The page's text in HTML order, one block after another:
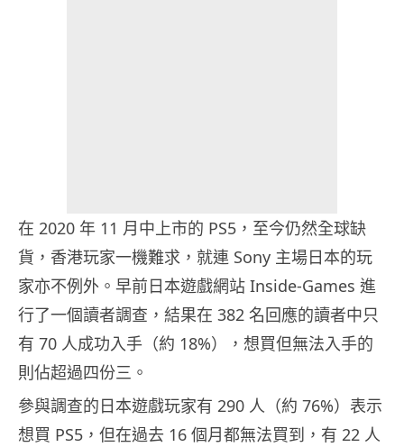
在 2020 年 11 月中上市的 PS5，至今仍然全球缺
貨，香港玩家一機難求，就連 Sony 主場日本的玩
家亦不例外。早前日本遊戲網站 Inside-Games 進
行了一個讀者調查，結果在 382 名回應的讀者中只
有 70 人成功入手（約 18%），想買但無法入手的
則佔超過四份三。
參與調查的日本遊戲玩家有 290 人（約 76%）表示
想買 PS5，但在過去 16 個月都無法買到，有 22 人